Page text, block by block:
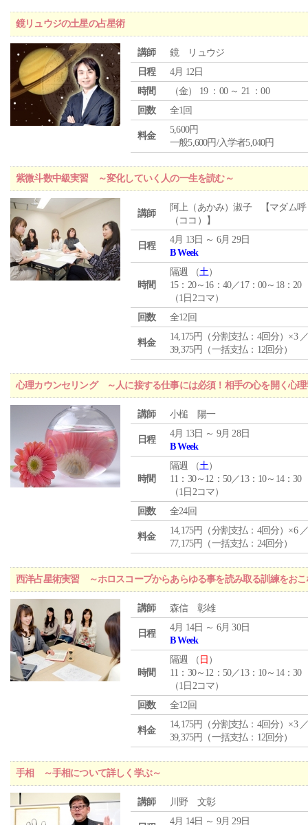
鏡リュウジの土星の占星術
講師
鏡 リュウジ
日程
4月 12日
時間
（金） 19 ：00 ～ 21 ：00
回数
全1回
料金
5,600円
一般5,600円/入学者5,040円
紫微斗数中級実習 ～変化していく人の一生を読む～
講師
阿上（あかみ）淑子 【マダム呼
（ココ）】
日程
4月 13日 ～ 6月 29日
B Week
時間
隔週 （土）
15：20～16：40／17：00～18：20
（1日2コマ）
回数
全12回
料金
14,175円（分割支払：4回分）×3
39,375円（一括支払：12回分）
心理カウンセリング ～人に接する仕事には必須！相手の心を開く心理
講師 小槌 陽一
日程
4月 13日 ～ 9月 28日
B Week
時間
隔週 （土）
11：30～12：50／13：10～14：30
（1日2コマ）
回数
全24回
料金
14,175円（分割支払：4回分）×6
77,175円（一括支払：24回分）
西洋占星術実習 ～ホロスコープからあらゆる事を読み取る訓練をおこ
講師 森信 彰雄
日程
4月 14日 ～ 6月 30日
B Week
時間
隔週 （ 日 ）
11：30～12：50／13：10～14：30
（1日2コマ）
回数
全12回
料金
14,175円（分割支払：4回分）×3
39,375円（一括支払：12回分）
手相 ～手相について詳しく学ぶ～
講師 川野 文彰
4月 14日 ～ 9月 29日